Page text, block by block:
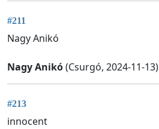
#211
Nagy Anikó
Nagy Anikó(Csurgó, 2024-11-13)
#213
innocent